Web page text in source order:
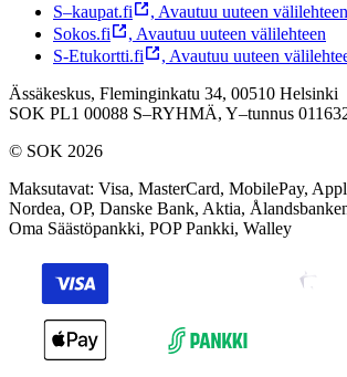
S–kaupat.fi , Avautuu uuteen välilehteen
Sokos.fi
, Avautuu uuteen välilehteen
S-Etukortti.fi
, Avautuu uuteen
Ässäkeskus, Fleminginkatu 34, 00510 Helsinki
SOK PL1 00088 S–RYHMÄ, Y–tunnus
© SOK 2026
Maksutavat: Visa, MasterCard, MobilePay,
Nordea, OP, Danske Bank, Aktia,
Oma Säästöpankki, POP Pankki, Walley